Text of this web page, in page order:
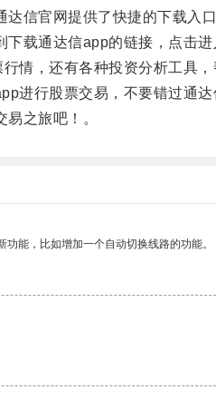
信官网提供了快捷的下载入口
载通达信app的链接，点击进
，还有各种投资分析工具，
行股票交易，不要错过通达
之旅吧！。
能，比如增加一个自动切换线路的功能。